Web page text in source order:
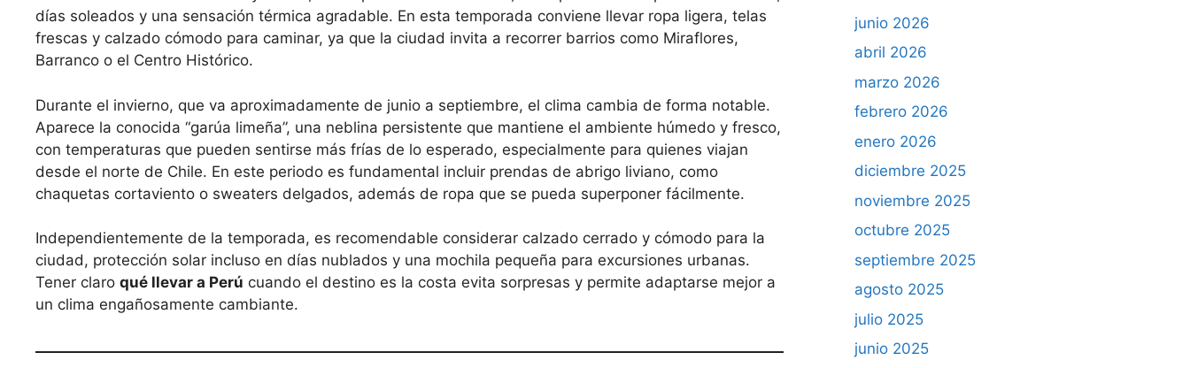
días soleados y una sensación térmica agradable. En esta temporada conviene llevar ropa ligera, telas
frescas y calzado cómodo para caminar, ya que la ciudad invita a recorrer barrios como Miraflores,
Barranco o el Centro Histórico.
Durante el invierno, que va aproximadamente de junio a septiembre, el clima cambia de forma notable.
Aparece la conocida “garúa limeña”, una neblina persistente que mantiene el ambiente húmedo y fresco,
con temperaturas que pueden sentirse más frías de lo esperado, especialmente para quienes viajan
desde el norte de Chile. En este periodo es fundamental incluir prendas de abrigo liviano, como
chaquetas cortaviento o sweaters delgados, además de ropa que se pueda superponer fácilmente.
Independientemente de la temporada, es recomendable considerar calzado cerrado y cómodo para la
ciudad, protección solar incluso en días nublados y una mochila pequeña para excursiones urbanas.
Tener claro qué llevar a Perú cuando el destino es la costa evita sorpresas y permite adaptarse mejor a
un clima engañosamente cambiante.
junio 2026
abril 2026
marzo 2026
febrero 2026
enero 2026
diciembre 2025
noviembre 2025
octubre 2025
septiembre 2025
agosto 2025
julio 2025
junio 2025